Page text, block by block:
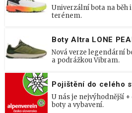
Univerzální bota na běh
terénem.
Boty Altra LONE
Nová verze legendární
a podrážkou Vibram.
Pojištění do celého
U nás je nejvýhodnější
boty a vybavení.